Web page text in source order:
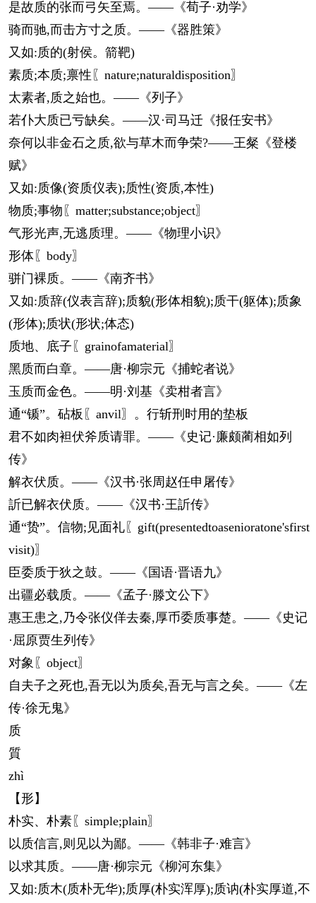
是故质的张而弓矢至焉。——《荀子·劝学》
骑而驰,而击方寸之质。——《器胜策》
又如:质的(射侯。箭靶)
素质;本质;禀性〖nature;naturaldisposition〗
太素者,质之始也。——《列子》
若仆大质已亏缺矣。——汉·司马迁《报任安书》
奈何以非金石之质,欲与草木而争荣?——王粲《登楼
赋》
又如:质像(资质仪表);质性(资质,本性)
物质;事物〖matter;substance;object〗
气形光声,无逃质理。——《物理小识》
形体〖body〗
骈门裸质。——《南齐书》
又如:质辞(仪表言辞);质貌(形体相貌);质干(躯体);质象
(形体);质状(形状;体态)
质地、底子〖grainofamaterial〗
黑质而白章。——唐·柳宗元《捕蛇者说》
玉质而金色。——明·刘基《卖柑者言》
通“锧”。砧板〖anvil〗。行斩刑时用的垫板
君不如肉袒伏斧质请罪。——《史记·廉颇蔺相如列
传》
解衣伏质。——《汉书·张周赵任申屠传》
訢已解衣伏质。——《汉书·王訢传》
通“贽”。信物;见面礼〖gift(presentedtoasenioratone'sfirst
visit)〗
臣委质于狄之鼓。——《国语·晋语九》
出疆必载质。——《孟子·滕文公下》
惠王患之,乃令张仪佯去秦,厚币委质事楚。——《史记
·屈原贾生列传》
对象〖object〗
自夫子之死也,吾无以为质矣,吾无与言之矣。——《左
传·徐无鬼》
质
質
zhì
【形】
朴实、朴素〖simple;plain〗
以质信言,则见以为鄙。——《韩非子·难言》
以求其质。——唐·柳宗元《柳河东集》
又如:质木(质朴无华);质厚(朴实浑厚);质讷(朴实厚道,不